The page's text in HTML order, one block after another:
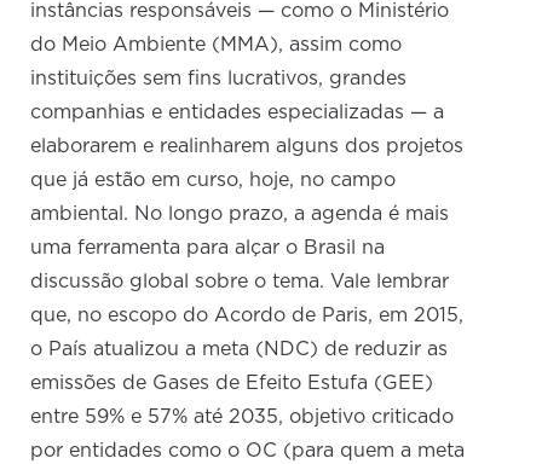
instâncias responsáveis — como o Ministério
do Meio Ambiente (MMA), assim como
instituições sem fins lucrativos, grandes
companhias e entidades especializadas — a
elaborarem e realinharem alguns dos projetos
que já estão em curso, hoje, no campo
ambiental. No longo prazo, a agenda é mais
uma ferramenta para alçar o Brasil na
discussão global sobre o tema. Vale lembrar
que, no escopo do Acordo de Paris, em 2015,
o País atualizou a meta (NDC) de reduzir as
emissões de Gases de Efeito Estufa (GEE)
entre 59% e 57% até 2035, objetivo criticado
por entidades como o OC (para quem a meta